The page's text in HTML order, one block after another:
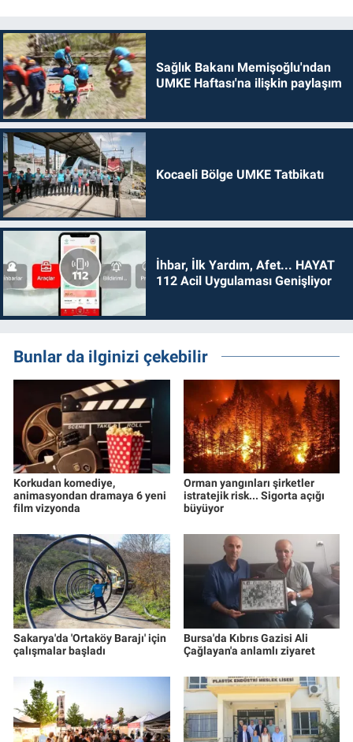
Sağlık Bakanı Memişoğlu'ndan
UMKE Haftası'na ilişkin paylaşım
Kocaeli Bölge UMKE Tatbikatı
İhbar, İlk Yardım, Afet... HAYAT
112 Acil Uygulaması Genişliyor
Bunlar da ilginizi çekebilir
Korkudan komediye,
animasyondan dramaya 6 yeni
film vizyonda
Orman yangınları şirketler
istratejik risk... Sigorta açığı
büyüyor
Sakarya'da 'Ortaköy Barajı' için
çalışmalar başladı
Bursa'da Kıbrıs Gazisi Ali
Çağlayan'a anlamlı ziyaret